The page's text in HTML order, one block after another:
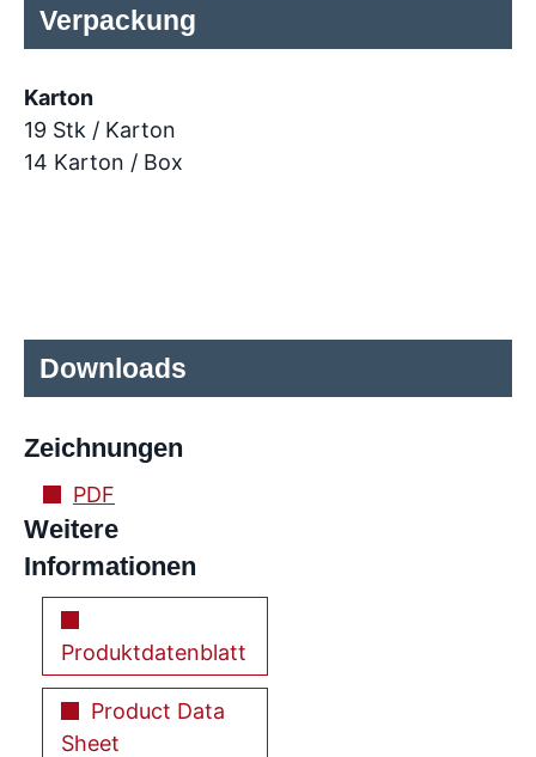
Verpackung
Karton
19 Stk / Karton
14 Karton / Box
Downloads
Zeichnungen
PDF
Weitere
Informationen
Produktdatenblatt
Product Data
Sheet